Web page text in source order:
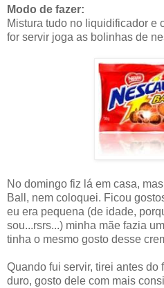
Modo de fazer:
Mistura tudo no liquidificador e
for servir joga as bolinhas de
No domingo fiz lá em casa,
Ball, nem coloquei. Ficou
eu era pequena (de idade,
sou...rsrs...) minha mãe fazia
tinha o mesmo gosto desse
Quando fui servir, tirei antes do
duro, gosto dele com mais